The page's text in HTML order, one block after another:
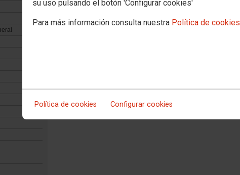
su uso pulsando el botón 'Configurar cookies'
Para más información consulta nuestra Política de cookies
Política de cookies Configurar cookies